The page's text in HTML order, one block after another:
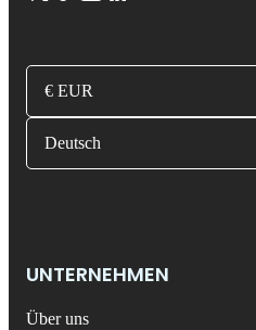
€ EUR
Deutsch
UNTERNEHMEN
Über uns